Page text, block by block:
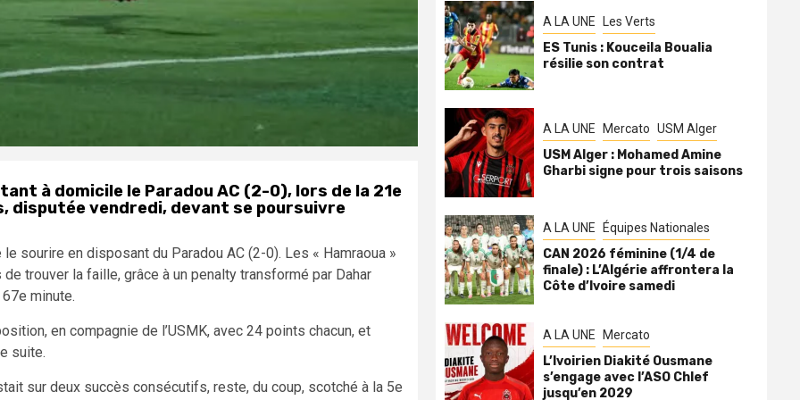
à domicile le Paradou AC (2-0), lors de la 21e
disputée vendredi, devant se poursuivre
sourire en disposant du Paradou AC (2-0). Les « Hamraoua »
trouver la faille, grâce à un penalty transformé par Dahar
minute.
en compagnie de l’USMK, avec 24 points chacun, et
suite.
sur deux succès consécutifs, reste, du coup, scotché à la 5e
A LA UNE Les Verts
ES Tunis : Kouceila Boualia
résilie son contrat
A LA UNE Mercato USM Alger
USM Alger : Mohamed Amine
Gharbi signe pour trois saisons
A LA UNE Équipes Nationales
CAN 2026 féminine (1/4 de
finale) : L’Algérie affrontera la
Côte d’Ivoire samedi
A LA UNE Mercato
L’Ivoirien Diakité Ousmane
s’engage avec l’ASO Chlef
jusqu’en 2029